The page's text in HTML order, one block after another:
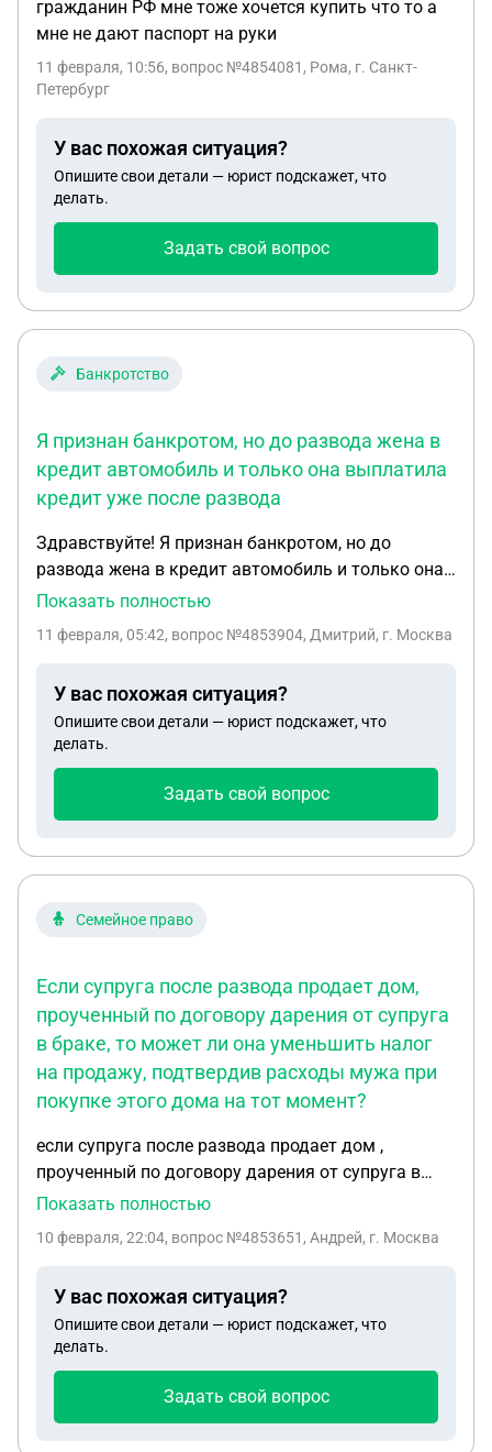
гражданин РФ мне тоже хочется купить что то а
мне не дают паспорт на руки
11 февраля, 10:56, вопрос №4854081, Рома, г. Санкт-
Петербург
У вас похожая ситуация?
Опишите свои детали — юрист подскажет, что
делать.
Задать свой вопрос
Банкротство
Я признан банкротом, но до развода жена в
кредит автомобиль и только она выплатила
кредит уже после развода
Здравствуйте! Я признан банкротом, но до
развода жена в кредит автомобиль и только она
выплатила кредит уже после развода. Есть все
после развода. Возникли сложности с авто. Как
продажу через торги. Но на основании закона
точно знаю, что если машина преоретена на
личные средства супруги, то она не должна
Показать полностью
11 февраля, 05:42, вопрос №4853904, Дмитрий, г. Москва
У вас похожая ситуация?
Опишите свои детали — юрист подскажет, что
делать.
Задать свой вопрос
Семейное право
Если супруга после развода продает дом,
проученный по договору дарения от супруга
в браке, то может ли она уменьшить налог
на продажу, подтвердив расходы мужа при
покупке этого дома на тот момент?
если супруга после развода продает дом ,
проученный по договору дарения от супруга в
браке, то может ли она уменьшить налог на
этого дома на тот момент? Срок владения домом
Показать полностью
10 февраля, 22:04, вопрос №4853651, Андрей, г. Москва
У вас похожая ситуация?
Опишите свои детали — юрист подскажет, что
делать.
Задать свой вопрос